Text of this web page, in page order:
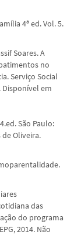
4ª ed. Vol. 5.
Soares. A
no
Serviço Social
Disponível em
São Paulo:
de Oliveira.
das
do programa
2014. Não